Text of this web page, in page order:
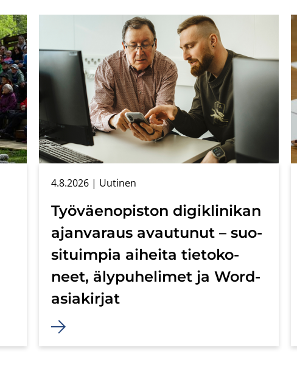
Työ­väen­opis­ton di­gikli­ni­kan
ajan­va­raus avau­tu­nut – suo­
si­tuim­pia ai­hei­ta tie­to­ko­
neet, äly­pu­he­li­met ja Word-​
asiakirjat
4.8.2026| Uu­ti­nen